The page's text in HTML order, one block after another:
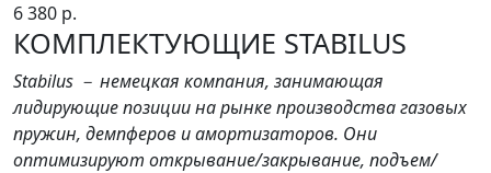
6 380 р.
КОМПЛЕКТУЮЩИЕ STABILUS
Stabilus － немецкая компания, занимающая
лидирующие позиции на рынке производства газовых
пружин, демпферов и амортизаторов. Они
оптимизируют открывание/закрывание, подъем/